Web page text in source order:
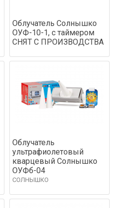
Облучатель Солнышко
ОУФ-10-1, с таймером
СНЯТ С ПРОИЗВОДСТВА
Облучатель
ультрафиолетовый
кварцевый Солнышко
ОУФб-04
СОЛНЫШКО